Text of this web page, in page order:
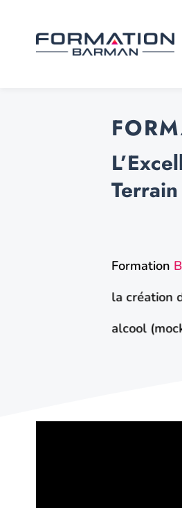
contenu
Terrain
Formation
la création
alcool